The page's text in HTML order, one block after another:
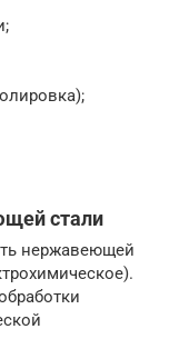
стали
нержавеющей